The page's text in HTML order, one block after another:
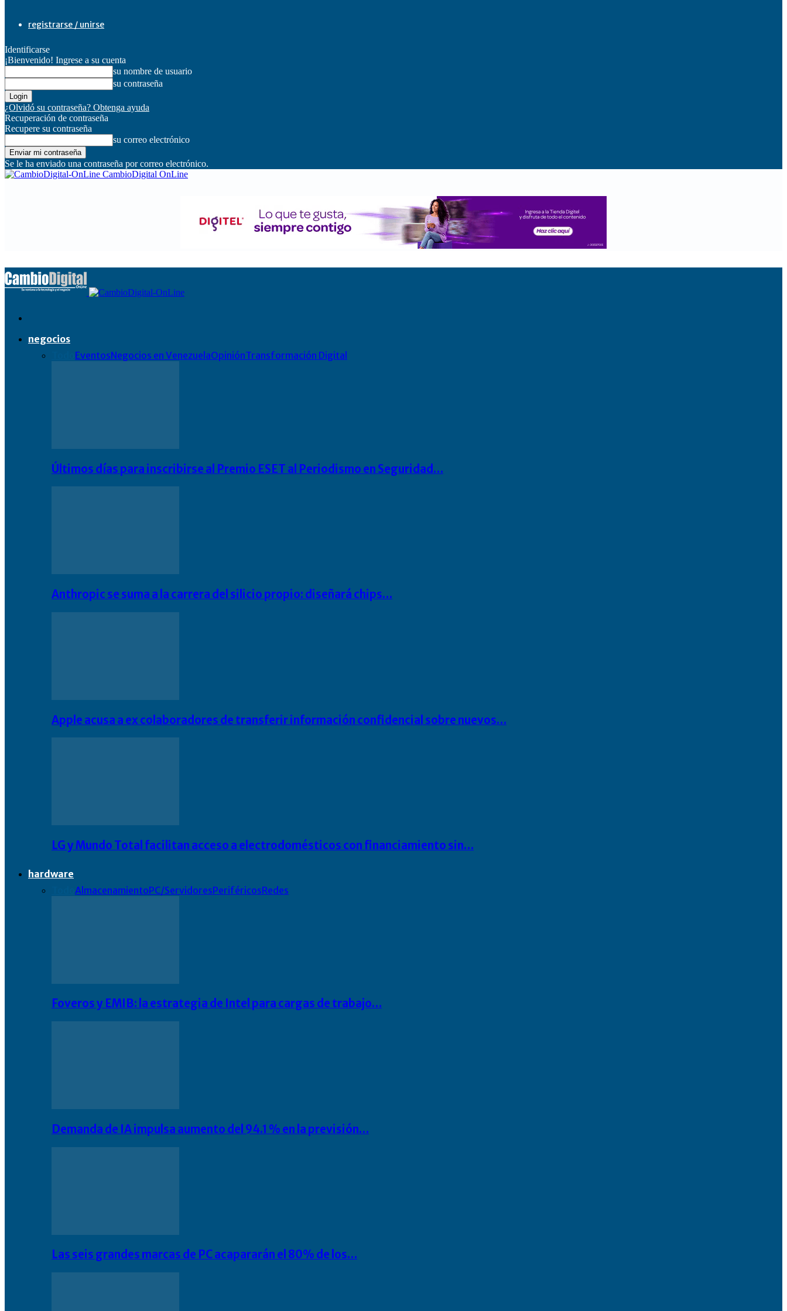
registrarse / unirse
Identificarse
¡Bienvenido! Ingrese a su cuenta
su nombre de usuario
su contraseña
¿Olvidó su contraseña? Obtenga ayuda
Recuperación de contraseña
Recupere su contraseña
su correo electrónico
Se le ha enviado una contraseña por correo electrónico.
CambioDigital OnLine
negocios
EventosNegocios en VenezuelaOpiniónTransformación Digital
Últimos días para inscribirse al Premio ESET al Periodismo en Seguridad…
Anthropic se suma a la carrera del silicio propio: diseñará chips…
Apple acusa a ex colaboradores de transferir información confidencial sobre nuevos…
LG y Mundo Total facilitan acceso a electrodomésticos con financiamiento sin…
hardware
AlmacenamientoPC/ServidoresPeriféricosRedes
Foveros y EMIB: la estrategia de Intel para cargas de trabajo…
Demanda de IA impulsa aumento del 94.1 % en la previsión…
Las seis grandes marcas de PC acapararán el 80% de los…